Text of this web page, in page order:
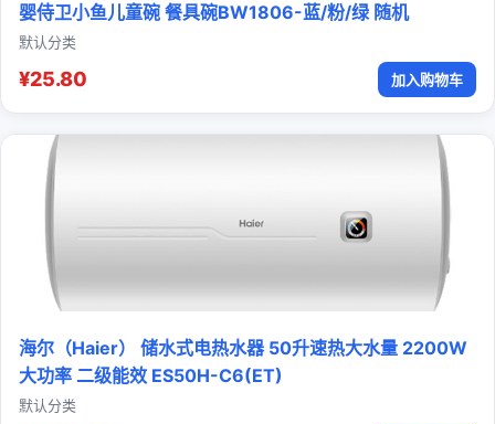
婴侍卫小鱼儿童碗 餐具碗BW1806-蓝/粉/绿 随机
默认分类
¥25.80 加入购物车
海尔（Haier） 储水式电热水器 50升速热大水量 2200W
大功率 二级能效 ES50H-C6(ET)
默认分类